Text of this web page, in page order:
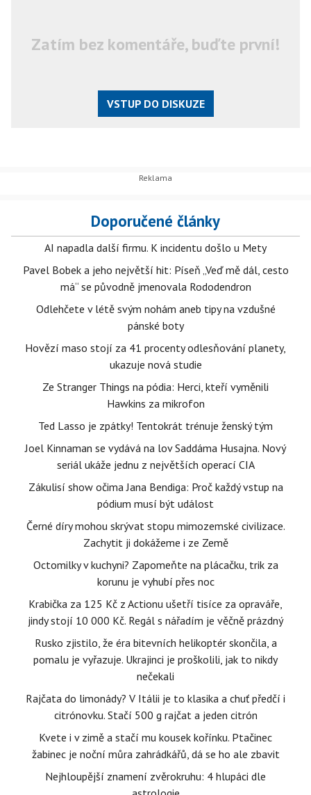
Zatím bez komentáře, buďte první!
VSTUP DO DISKUZE
Doporučené články
AI napadla další firmu. K incidentu došlo u Mety
Pavel Bobek a jeho největší hit: Píseň „Veď mě dál, cesto
má“ se původně jmenovala Rododendron
Odlehčete v létě svým nohám aneb tipy na vzdušné
pánské boty
Hovězí maso stojí za 41 procenty odlesňování planety,
ukazuje nová studie
Ze Stranger Things na pódia: Herci, kteří vyměnili
Hawkins za mikrofon
Ted Lasso je zpátky! Tentokrát trénuje ženský tým
Joel Kinnaman se vydává na lov Saddáma Husajna. Nový
seriál ukáže jednu z největších operací CIA
Zákulisí show očima Jana Bendiga: Proč každý vstup na
pódium musí být událost
Černé díry mohou skrývat stopu mimozemské civilizace.
Zachytit ji dokážeme i ze Země
Octomilky v kuchyni? Zapomeňte na plácačku, trik za
korunu je vyhubí přes noc
Krabička za 125 Kč z Actionu ušetří tisíce za opraváře,
jindy stojí 10 000 Kč. Regál s nářadím je věčně prázdný
Rusko zjistilo, že éra bitevních helikoptér skončila, a
pomalu je vyřazuje. Ukrajinci je proškolili, jak to nikdy
nečekali
Rajčata do limonády? V Itálii je to klasika a chuť předčí i
citrónovku. Stačí 500 g rajčat a jeden citrón
Kvete i v zimě a stačí mu kousek kořínku. Ptačinec
žabinec je noční můra zahrádkářů, dá se ho ale zbavit
Nejhloupější znamení zvěrokruhu: 4 hlupáci dle